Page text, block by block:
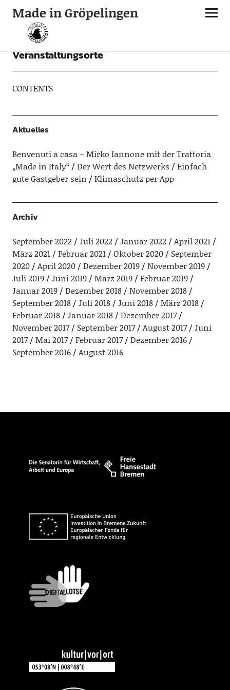
Made in Gröpelingen
Veranstaltungsorte
CONTENTS
Aktuelles
Benvenuti a casa – Mirko Iannone mit der Trattoria
„Made in Italy“
Der Wert des Netzwerks
Einfach
gute Gastgeber sein
Klimaschutz per App
Archiv
September 2022 Juli 2022 Januar 2022
April 2021
März 2021
Februar 2021 Oktober 2020
September
2020
April 2020 Dezember 2019
November 2019
Juli 2019
Juni 2019 März 2019
Februar 2019
Januar 2019
Dezember 2018
November 2018
September 2018
Juli 2018 Juni 2018
März 2018
Februar 2018
Januar 2018
Dezember 2017
November 2017
September 2017 August 2017
Juni
2017
Mai 2017 Februar 2017
Dezember 2016
September 2016
August 2016